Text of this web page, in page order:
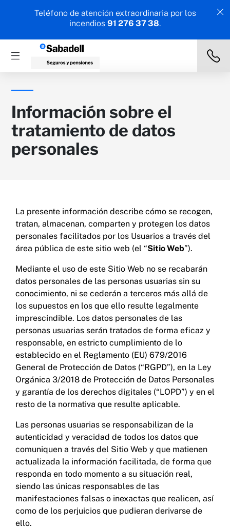
Teléfono de atención extraordinaria por los
incendios 91 276 37 38.
Información sobre el
tratamiento de datos
personales
La presente información describe cómo se recogen,
tratan, almacenan, comparten y protegen los datos
personales facilitados por los Usuarios a través del
área pública de este sitio web (el “Sitio Web”).
Mediante el uso de este Sitio Web no se recabarán
datos personales de las personas usuarias sin su
conocimiento, ni se cederán a terceros más allá de
los supuestos en los que ello resulte legalmente
imprescindible. Los datos personales de las
personas usuarias serán tratados de forma eficaz y
responsable, en estricto cumplimiento de lo
establecido en el Reglamento (EU) 679/2016
General de Protección de Datos (“RGPD”), en la Ley
Orgánica 3/2018 de Protección de Datos Personales
y garantía de los derechos digitales (“LOPD”) y en el
resto de la normativa que resulte aplicable.
Las personas usuarias se responsabilizan de la
autenticidad y veracidad de todos los datos que
comuniquen a través del Sitio Web y que matienen
actualizada la información facilitada, de forma que
responda en todo momento a su situación real,
siendo las únicas responsables de las
manifestaciones falsas o inexactas que realicen, así
como de los perjuicios que pudieran derivarse de
ello.